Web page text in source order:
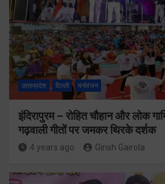
उत्तरप्रदेश दिल्ली मनोरंजन
इंदिरापुरम – रोहित चौहान और लोक
गढ़वाली गीतों पर जमकर थिरके दर्शक
4 years ago Girish Gairola